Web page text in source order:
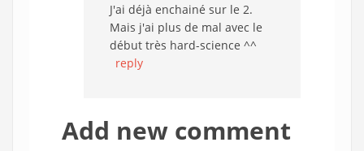
J'ai déjà enchainé sur le 2.
Mais j'ai plus de mal avec le
début très hard-science ^^
reply
Add new comment